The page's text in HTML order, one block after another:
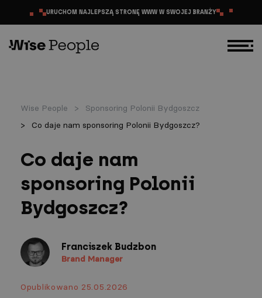
URUCHOM NAJLEPSZĄ STRONĘ WWW W SWOJEJ BRANŻY
Wise People
Sponsoring Polonii Bydgoszcz
Co daje nam sponsoring Polonii Bydgoszcz?
Co daje nam
sponsoring Polonii
Bydgoszcz?
Franciszek Budzbon
Brand Manager
Opublikowano 25.05.2026